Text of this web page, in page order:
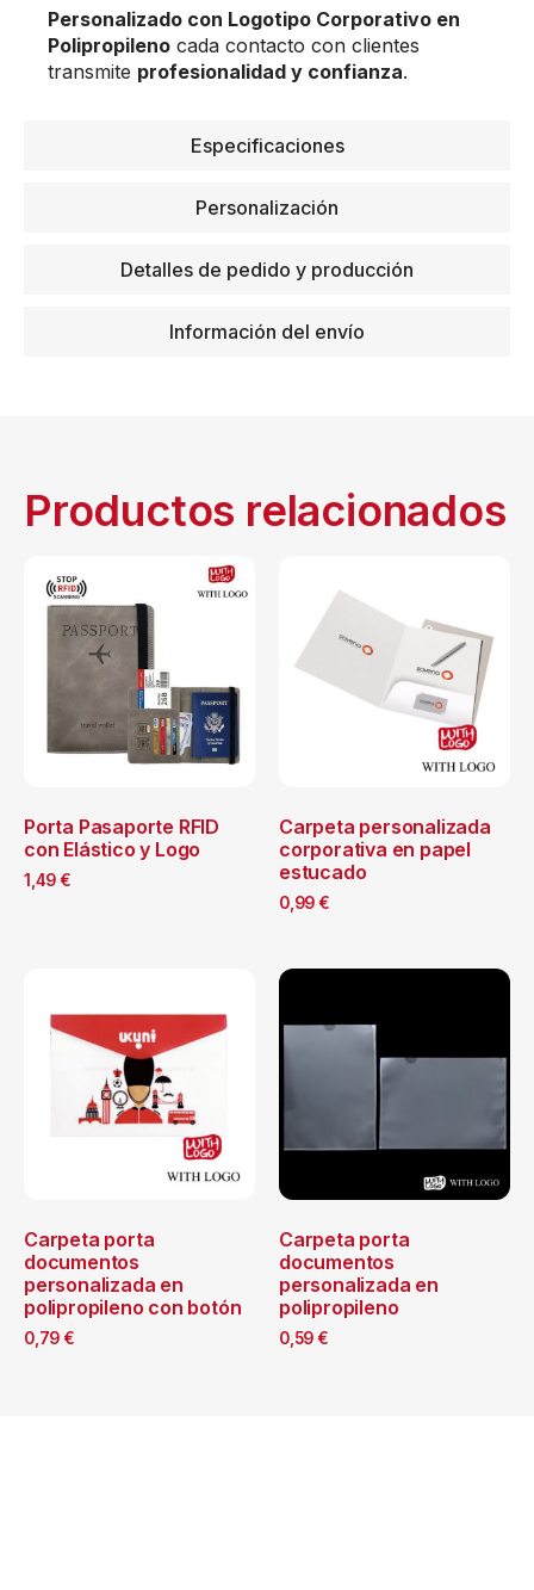
Especificaciones
Personalización
Detalles de pedido y producción
Información del envío
Personalizado con Logotipo Corporativo en
Polipropileno cada contacto con clientes
transmite profesionalidad y confianza.
Productos relacionados
Porta Pasaporte RFID
con Elástico y Logo
1,49 €
Carpeta personalizada
corporativa en papel
estucado
0,99 €
Carpeta porta
documentos
personalizada en
polipropileno con botón
0,79 €
Carpeta porta
documentos
personalizada en
polipropileno
0,59 €